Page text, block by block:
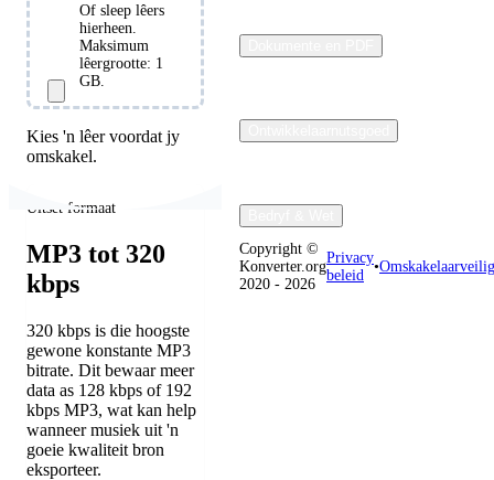
Of sleep lêers
hierheen.
Maksimum
lêergrootte: 1
GB.
Kies 'n lêer voordat jy
omskakel.
Uitset formaat
MP3 tot 320
kbps
320 kbps is die hoogste
gewone konstante MP3
bitrate. Dit bewaar meer
data as 128 kbps of 192
kbps MP3, wat kan help
wanneer musiek uit 'n
goeie kwaliteit bron
eksporteer.
Copyright ©
Konverter.org
2020 - 2026
Privacy
beleid
•